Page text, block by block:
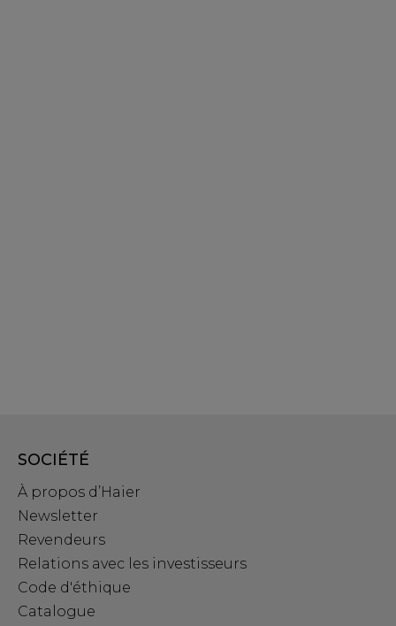
SOCIÉTÉ
À propos d’Haier
Newsletter
Revendeurs
Relations avec les investisseurs
Code d'éthique
Catalogue